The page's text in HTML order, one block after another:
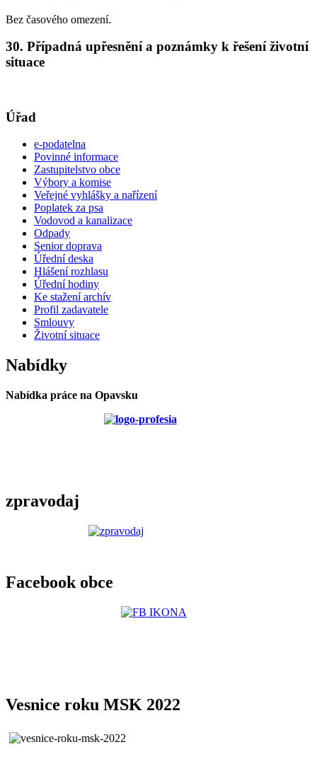
Bez časového omezení.
30. Případná upřesnění a poznámky k řešení životní
situace
Úřad
e-podatelna
Povinné informace
Zastupitelstvo obce
Výbory a komise
Veřejné vyhlášky a nařízení
Poplatek za psa
Vodovod a kanalizace
Odpady
Senior doprava
Úřední deska
Hlášení rozhlasu
Úřední hodiny
Ke stažení archív
Profil zadavatele
Smlouvy
Životní situace
Nabídky
Nabídka práce na Opavsku
zpravodaj
Facebook obce
Vesnice roku MSK 2022